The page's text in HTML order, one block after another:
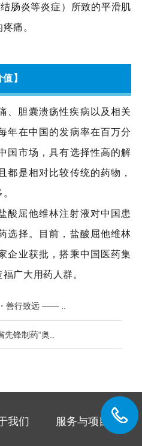
肠炎等炎症）所致的平滑肌
痛。
】
、胆囊溃疡性疾病以及相关
年在中国的发病率在百万分
国市场，具有选择性高的解
都是相对比较传统的药物，
酸屈他维林注射液对中国患
选择。目前，盐酸屈他维林
企业获批，搭乘中国医药集
广大用药人群。
善行致远 —— ..
锋制药“奥..
我们 服务与项目